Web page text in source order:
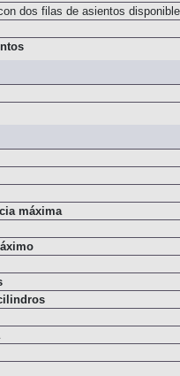
de asientos disponible
dos filas de asientos disponibles
máxima